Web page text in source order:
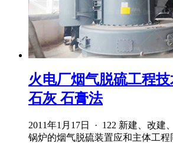
火电厂烟气脱硫工程
石灰 石膏法
2011年1月17日 · 122 新建、改建
锅炉的烟气脱硫装置应和主体工